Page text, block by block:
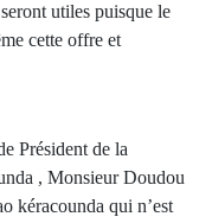
utiles puisque le
cette offre et
Président de la
, Monsieur Doudou
kéracounda qui n’est